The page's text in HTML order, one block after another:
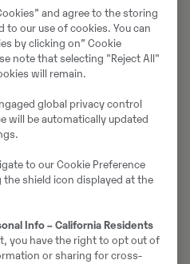
Partner zur Miete
die Mitglieder des
umfangreiche
erklärt Peter Müße
und Gebrauchtmaschinen
der Swecon
über mySwecon zu
eine Direktanbindung an
smartrent verfügt.
Swecon Mietparks sind
hier zur Miete angeboten.
and agree to the storing
to our use of cookies. You can
by clicking on” Cookie
note that selecting "Reject All"
will remain.
global privacy control
will be automatically updated
to our Cookie Preference
shield icon displayed at the
Info – California Residents
you have the right to opt out of
or sharing for cross-